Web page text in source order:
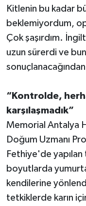
Kitlenin bu kadar
beklemiyordum,
Çok şaşırdım.
uzun sürerdi ve
“Kontrolde,
karşılaşmadık”
Memorial Antalya
Doğum Uzmanı
Fethiye'de
boyutlarda
kendilerine
tetkiklerde karın